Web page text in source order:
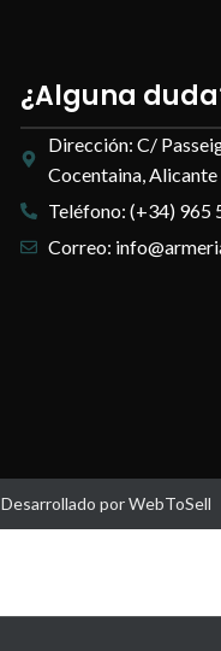
¿Alguna
Dirección: C/
Cocentaina, Alicante
Teléfono: (+34) 965
Correo:
Desarrollado por WebToSell